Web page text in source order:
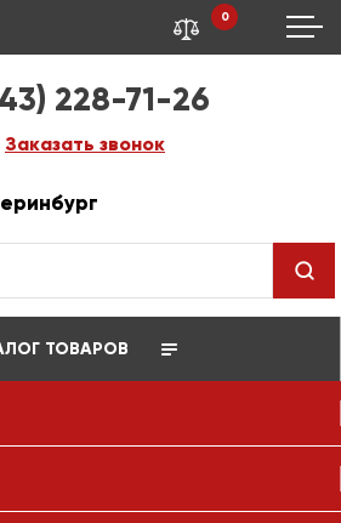
228-71-26
Заказать звонок
0
ТОВАРОВ